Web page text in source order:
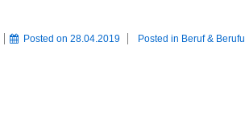
Posted on 28.04.2019 Posted in Beruf &